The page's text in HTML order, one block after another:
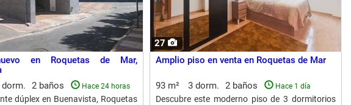
en Roquetas de Mar,
dorm. 2 baños Hace 24 horas
dúplex en Buenavista, Roquetas
27
Amplio piso en venta en Roquetas de Mar
93 m² 3 dorm. 2 baños Hace 1 día
Descubre este moderno piso de 3 dormitorios